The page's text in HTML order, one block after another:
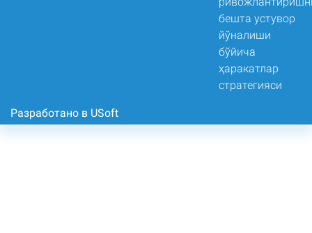
Разработано в USoft